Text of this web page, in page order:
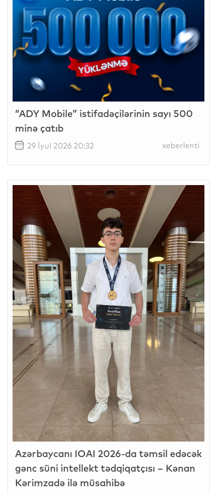
“ADY Mobile” istifadəçilərinin sayı 500
minə çatıb
29 İyul 2026 20:32 xeberlenti
Azərbaycanı IOAI 2026-da təmsil edəcək
gənc süni intellekt tədqiqatçısı – Kənan
Kərimzadə ilə müsahibə